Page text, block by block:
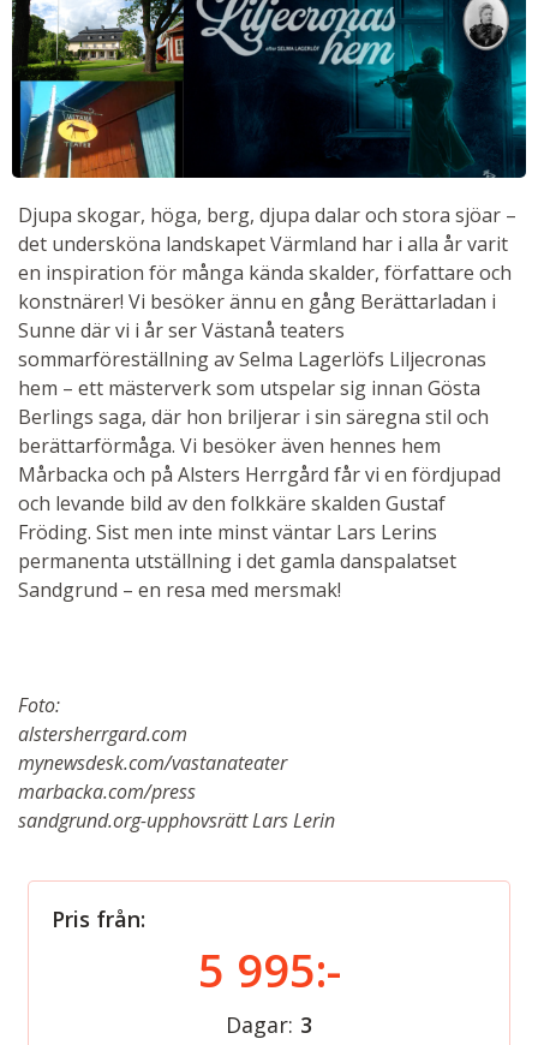
Djupa skogar, höga, berg, djupa dalar och stora sjöar –
det undersköna landskapet Värmland har i alla år varit
en inspiration för många kända skalder, författare och
konstnärer! Vi besöker ännu en gång Berättarladan i
Sunne där vi i år ser Västanå teaters
sommarföreställning av Selma Lagerlöfs Liljecronas
hem – ett mästerverk som utspelar sig innan Gösta
Berlings saga, där hon briljerar i sin säregna stil och
berättarförmåga. Vi besöker även hennes hem
Mårbacka och på Alsters Herrgård får vi en fördjupad
och levande bild av den folkkäre skalden Gustaf
Fröding. Sist men inte minst väntar Lars Lerins
permanenta utställning i det gamla danspalatset
Sandgrund – en resa med mersmak!
Foto:
alstersherrgard.com
mynewsdesk.com/vastanateater
marbacka.com/press
sandgrund.org-upphovsrätt Lars Lerin
Pris från:
5 995:-
Dagar: 3